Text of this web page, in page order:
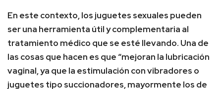
En este contexto, los juguetes sexuales pueden
ser una herramienta útil y complementaria al
tratamiento médico que se esté llevando. Una de
las cosas que hacen es que “mejoran la lubricación
vaginal, ya que la estimulación con vibradores o
juguetes tipo succionadores, mayormente los de